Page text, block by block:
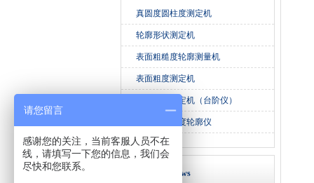
真圆度圆柱度测定机
轮廓形状测定机
表面粗糙度轮廓测量机
表面粗度测定机
微细形状测定机（台阶仪）
非接触粗糙度轮廓仪
最新资讯 News
请您留言
感谢您的关注，当前客服人员不在
线，请填写一下您的信息，我们会
尽快和您联系。